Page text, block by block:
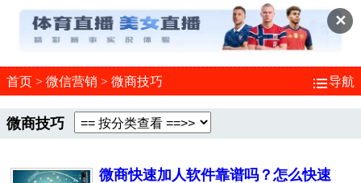
✕
首页 > 微信营销 > 微商技巧 导航
微商技巧
微商快速加人软件靠谱吗？怎么快速